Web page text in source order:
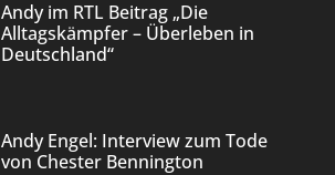
Andy im RTL Beitrag „Die
Alltagskämpfer – Überleben in
Deutschland“
Andy Engel: Interview zum Tode
von Chester Bennington